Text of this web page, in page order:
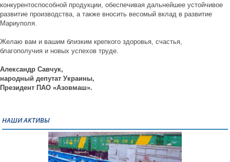
конкурентоспособной продукции, обеспечивая дальнейшее устойчивое
развитие производства, а также вносить весомый вклад в развитие
Мариуполя.
Желаю вам и вашим близким крепкого здоровья, счастья,
благополучия и новых успехов труде.
Александр Савчук,
народный депутат Украины,
Президент ПАО «Азовмаш».
НАШИ АКТИВЫ